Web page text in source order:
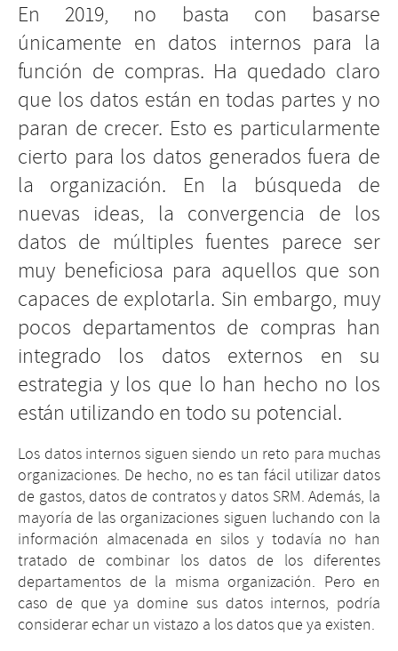
En 2019, no basta con basarse
únicamente en datos internos para la
función de compras. Ha quedado claro
que los datos están en todas partes y no
paran de crecer. Esto es particularmente
cierto para los datos generados fuera de
la organización. En la búsqueda de
nuevas ideas, la convergencia de los
datos de múltiples fuentes parece ser
muy beneficiosa para aquellos que son
capaces de explotarla. Sin embargo, muy
pocos departamentos de compras han
integrado los datos externos en su
estrategia y los que lo han hecho no los
están utilizando en todo su potencial.
Los datos internos siguen siendo un reto para muchas
organizaciones. De hecho, no es tan fácil utilizar datos
de gastos, datos de contratos y datos SRM. Además, la
mayoría de las organizaciones siguen luchando con la
información almacenada en silos y todavía no han
tratado de combinar los datos de los diferentes
departamentos de la misma organización. Pero en
caso de que ya domine sus datos internos, podría
considerar echar un vistazo a los datos que ya existen.